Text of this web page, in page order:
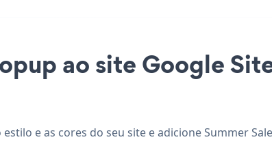
ao site Google
e as cores do seu site e adicione Summer